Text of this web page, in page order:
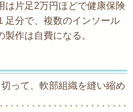
は片足2万円ほどで健康保険
足分で、複数のインソール
作は自費になる。
って、軟部組織を縫い縮め